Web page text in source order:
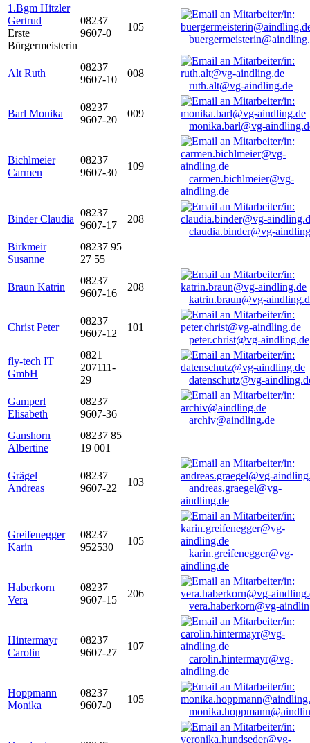
1.Bgm Hitzler
Gertrud
Erste
Bürgermeisterin
08237
9607-0
105
Alt Ruth
08237
9607-10
008
ruth.alt@vg-aindling.de
Barl Monika
08237
9607-20
009
monika.barl@vg-
Bichlmeier
Carmen
08237
9607-30
109
carmen.bichlmeier@vg-
aindling.de
Binder Claudia
08237
9607-17
208
claudia.binder@vg-
Birkmeir
Susanne
08237 95
27 55
Braun Katrin
08237
9607-16
208
katrin.braun@vg-
Christ Peter
08237
9607-12
101
peter.christ@vg-aindling.de
fly-tech IT
GmbH
0821
207111-
29
datenschutz@vg-
Gamperl
Elisabeth
08237
9607-36
archiv@aindling.de
Ganshorn
Albertine
08237 85
19 001
Grägel
Andreas
08237
9607-22
103
andreas.graegel@vg-
aindling.de
Greifenegger
Karin
08237
952530
105
karin.greifenegger@vg-
aindling.de
Haberkorn
Vera
08237
9607-15
206
vera.haberkorn@vg-
Hintermayr
Carolin
08237
9607-27
107
carolin.hintermayr@vg-
aindling.de
Hoppmann
Monika
08237
9607-0
105